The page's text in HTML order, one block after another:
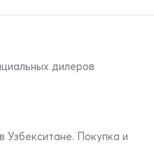
дилеров
Покупка и